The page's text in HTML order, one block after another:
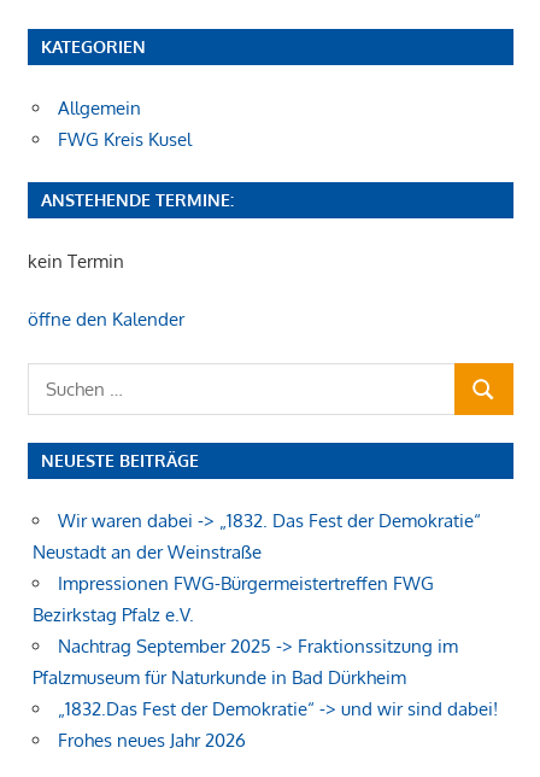
KATEGORIEN
Allgemein
FWG Kreis Kusel
ANSTEHENDE TERMINE:
kein Termin
öffne den Kalender
Suchen
nach:
SUCHEN
NEUESTE BEITRÄGE
Wir waren dabei -> „1832. Das Fest der Demokratie“
Neustadt an der Weinstraße
Impressionen FWG-Bürgermeistertreffen FWG
Bezirkstag Pfalz e.V.
Nachtrag September 2025 -> Fraktionssitzung im
Pfalzmuseum für Naturkunde in Bad Dürkheim
„1832.Das Fest der Demokratie“ -> und wir sind dabei!
Frohes neues Jahr 2026